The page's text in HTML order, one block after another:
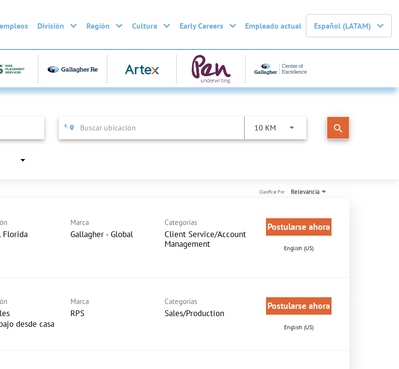
División Región Cultura Early Careers Empleado actual Español (LATAM)
10 KM search
Relevancia
Clasificar Por
Florida
Marca
Gallagher - Global
Categorías
Client Service/Account
Management
Postularse ahora
English (US)
desde casa
Marca
RPS
Categorías
Sales/Production
Postularse ahora
English (US)